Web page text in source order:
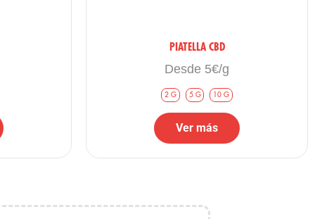
en lugar de dulce).
PIATELLA CBD
Desde 5€/g
2 G 5 G 10 G
Ver más